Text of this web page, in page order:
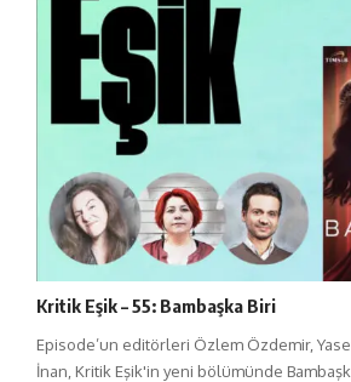
Kritik Eşik – 55: Bambaşka Biri
Episode’un editörleri Özlem Özdemir,
İnan, Kritik Eşik'in yeni bölümünde